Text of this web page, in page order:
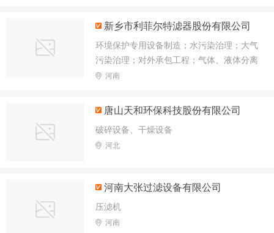
新乡市利菲尔特滤器股份有限公司
环境保护专用设备制造；水污染治理；大气
污染治理；对外承包工程；气体、液体分离
及纯净设备制造；液压动力机械及元件制
河南
唐山天和环保科技股份有限公司
破碎设备、干燥设备
河北
河南大张过滤设备有限公司
压滤机
河南